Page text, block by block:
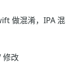
做混淆，IPA 混
修改